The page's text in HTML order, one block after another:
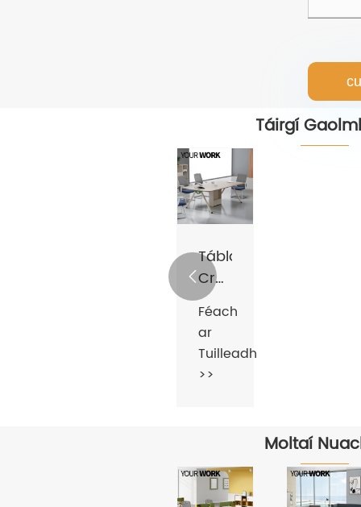
Táirgí
Tábla
Cruinnithe
Beaga
Féach
ar
Tuilleadh
>>

Moltaí